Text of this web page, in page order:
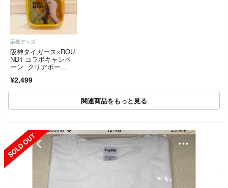
応援グッズ
阪神タイガース×ROU
ND1 コラボキャンペ
ーン クリアポー
¥2,499
関連商品をもっと見る
SOLD OUT